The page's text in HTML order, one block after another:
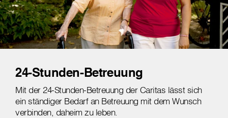
24-Stunden-Betreuung
Mit der 24-Stunden-Betreuung der Caritas lässt sich
ein ständiger Bedarf an Betreuung mit dem Wunsch
verbinden, daheim zu leben.